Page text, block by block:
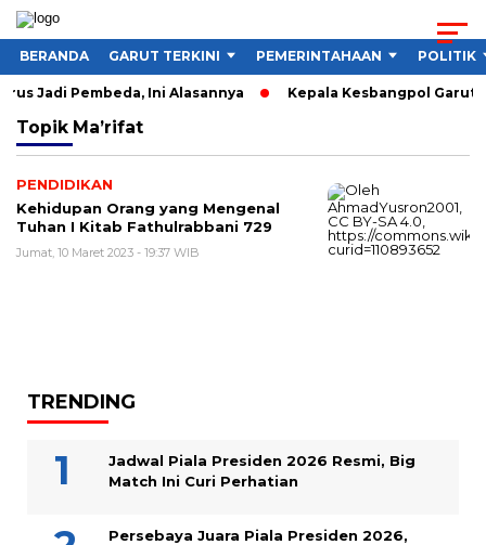
BERANDA GARUT TERKINI PEMERINTAHAAN POLITIK
Jadi Pembeda, Ini Alasannya Kepala Kesbangpol Garut
Topik Ma’rifat
PENDIDIKAN
Kehidupan Orang yang Mengenal
Tuhan I Kitab Fathulrabbani 729
Jumat, 10 Maret 2023 - 19:37 WIB
TRENDING
Jadwal Piala Presiden 2026 Resmi, Big
Match Ini Curi Perhatian
Persebaya Juara Piala Presiden 2026,